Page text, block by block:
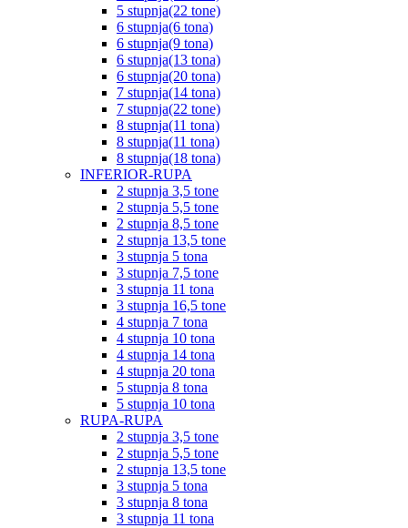
5 stupnja(22 tone)
6 stupnja(6 tona)
6 stupnja(9 tona)
6 stupnja(13 tona)
6 stupnja(20 tona)
7 stupnja(14 tona)
7 stupnja(22 tone)
8 stupnja(11 tona)
8 stupnja(11 tona)
8 stupnja(18 tona)
INFERIOR-RUPA
2 stupnja 3,5 tone
2 stupnja 5,5 tone
2 stupnja 8,5 tone
2 stupnja 13,5 tone
3 stupnja 5 tona
3 stupnja 7,5 tone
3 stupnja 11 tona
3 stupnja 16,5 tone
4 stupnja 7 tona
4 stupnja 10 tona
4 stupnja 14 tona
4 stupnja 20 tona
5 stupnja 8 tona
5 stupnja 10 tona
RUPA-RUPA
2 stupnja 3,5 tone
2 stupnja 5,5 tone
2 stupnja 13,5 tone
3 stupnja 5 tona
3 stupnja 8 tona
3 stupnja 11 tona